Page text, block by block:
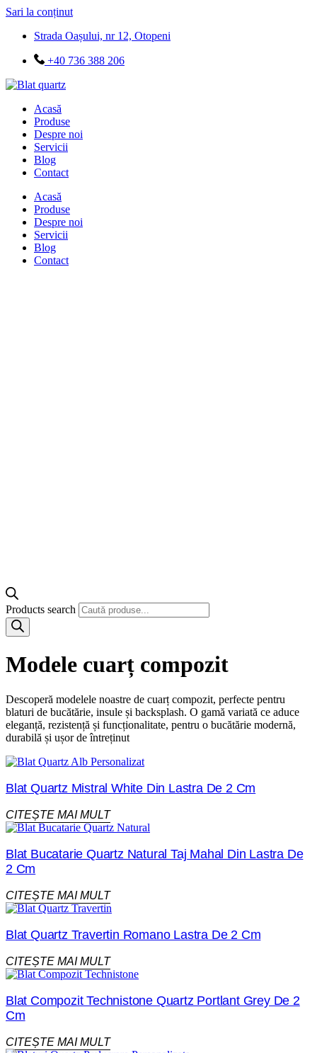
Sari la conținut
Strada Oașului, nr 12, Otopeni
+40 736 388 206
Acasă
Produse
Despre noi
Servicii
Blog
Contact
Acasă
Produse
Despre noi
Servicii
Blog
Contact
Products search
Modele cuarț compozit
Descoperă modelele noastre de cuarț compozit, perfecte pentru
blaturi de bucătărie, insule și backsplash. O gamă variată ce aduce
eleganță, rezistență și funcționalitate, pentru o bucătărie modernă,
durabilă și ușor de întreținut
Blat Quartz Mistral White Din Lastra De 2 Cm
CITEȘTE MAI MULT
Blat Bucatarie Quartz Natural Taj Mahal Din Lastra De
2 Cm
CITEȘTE MAI MULT
Blat Quartz Travertin Romano Lastra De 2 Cm
CITEȘTE MAI MULT
Blat Compozit Technistone Quartz Portlant Grey De 2
Cm
CITEȘTE MAI MULT